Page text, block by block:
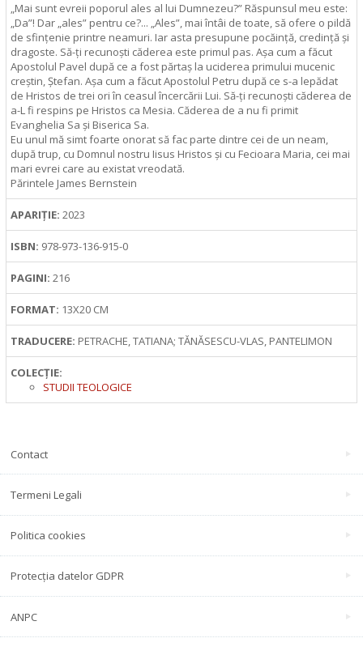
„Mai sunt evreii poporul ales al lui Dumnezeu?” Răspunsul meu este:
„Da”! Dar „ales” pentru ce?... „Ales”, mai întâi de toate, să ofere o pildă
de sfințenie printre neamuri. Iar asta presupune pocăință, credință și
dragoste. Să-ți recunoști căderea este primul pas. Așa cum a făcut
Apostolul Pavel după ce a fost părtaș la uci­de­rea primului mucenic
creștin, Ștefan. Așa cum a făcut Apostolul Petru după ce s-a lepădat
de Hristos de trei ori în ceasul încercării Lui. Să-ți recunoști căderea de
a-L fi respins pe Hristos ca Mesia. Căderea de a nu fi primit
Evanghelia Sa și Biserica Sa.
Eu unul mă simt foarte onorat să fac parte dintre cei de un neam,
după trup, cu Domnul nostru Iisus Hristos și cu Fecioara Maria, cei mai
mari evrei care au existat vreodată.
Părintele James Bernstein
APARIȚIE:2023
ISBN: 978-973-136-915-0
PAGINI:216
FORMAT: 13X20 CM
TRADUCERE: PETRACHE, TATIANA; TĂNĂSESCU-VLAS, PANTELIMON
COLECȚIE:
STUDII TEOLOGICE
Contact
Termeni Legali
Politica cookies
Protecția datelor GDPR
ANPC